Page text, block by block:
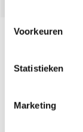
Voorkeuren
Statistieken
Marketing
Online